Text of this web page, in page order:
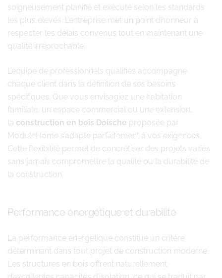
soigneusement planifié et exécuté selon les standards
les plus élevés. L’entreprise met un point d’honneur à
respecter les délais convenus tout en maintenant une
qualité irréprochable.
L’équipe de professionnels qualifiés accompagne
chaque client dans la définition de ses besoins
spécifiques. Que vous envisagiez une habitation
familiale, un espace commercial ou une extension,
la construction en bois Doische proposée par
ModuleHome s’adapte parfaitement à vos exigences.
Cette flexibilité permet de concrétiser des projets variés
sans jamais compromettre la qualité ou la durabilité de
la construction.
Performance énergétique et durabilité
La performance énergétique constitue un critère
déterminant dans tout projet de construction moderne.
Les structures en bois offrent naturellement